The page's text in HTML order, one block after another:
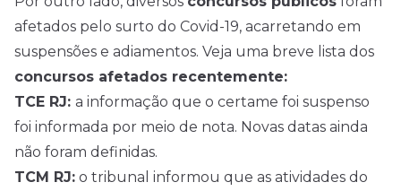
afetados pelo surto do Covid-19, acarretando em
suspensões e adiamentos. Veja uma breve lista dos
concursos afetados recentemente:
TCE RJ: a informação que o certame foi suspenso
foi informada por meio de nota. Novas datas ainda
não foram definidas.
TCM RJ: o tribunal informou que as atividades do